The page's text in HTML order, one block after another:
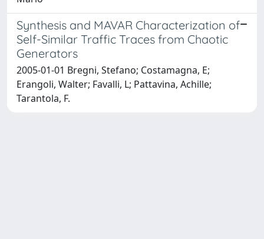
Synthesis and MAVAR Characterization of
Self-Similar Traffic Traces from Chaotic
Generators
2005-01-01 Bregni, Stefano; Costamagna, E;
Erangoli, Walter; Favalli, L; Pattavina, Achille;
Tarantola, F.